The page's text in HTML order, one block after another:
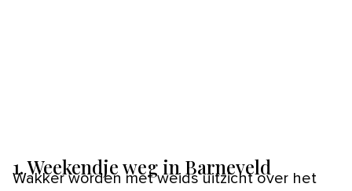
1. Weekendje weg in Barneveld
Wakker worden met weids uitzicht over het